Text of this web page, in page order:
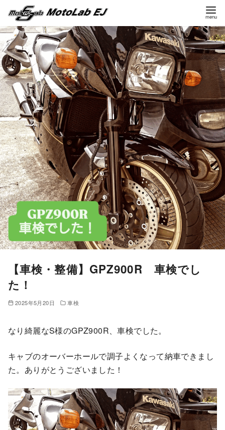
コ
ン
テ
ン
ツ
へ
移
動
【車検・整備】GPZ900R 車検でし
た！
2025年5月20日 車検
なり綺麗なS様のGPZ900R、車検でした。
キャブのオーバーホールで調子よくなって納車できまし
た。ありがとうございました！